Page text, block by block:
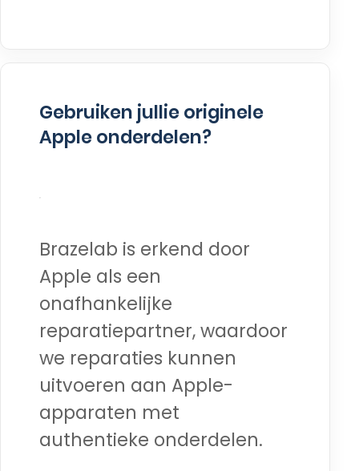
Gebruiken jullie originele
Apple onderdelen?
Brazelab is erkend door
Apple als een
onafhankelijke
reparatiepartner, waardoor
we reparaties kunnen
uitvoeren aan Apple-
apparaten met
authentieke onderdelen.